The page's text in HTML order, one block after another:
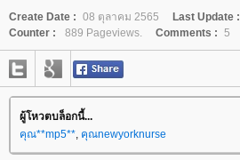
Create Date : 08 ตุลาคม 2565 Last Update :
Counter :
889 Pageviews. Comments : 5
ผู้โหวตบล็อกนี้...
คุณ**mp5**, คุณnewyorknurse